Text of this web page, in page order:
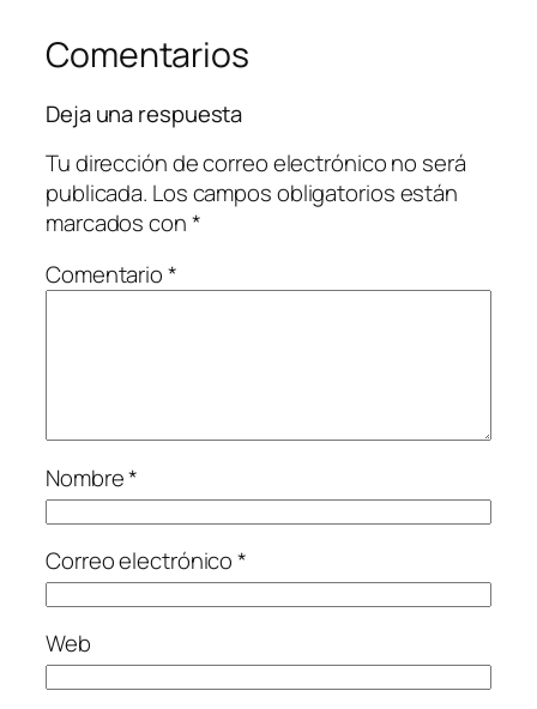
Comentarios
Deja una respuesta
Tu dirección de correo electrónico no será
publicada. Los campos obligatorios están
marcados con*
Comentario*
Nombre*
Correo electrónico*
Web